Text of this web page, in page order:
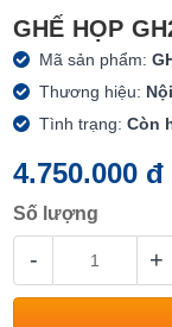
GHẾ HỌP
Mã sản phẩm:
Thương hiệu:
Tình trạng:Còn
4.750.000 đ
Số lượng
- +